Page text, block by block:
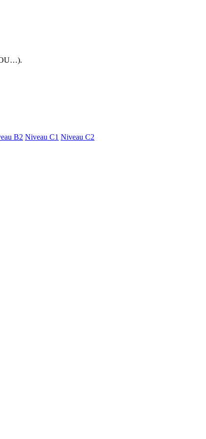
B2 Niveau C1 Niveau C2